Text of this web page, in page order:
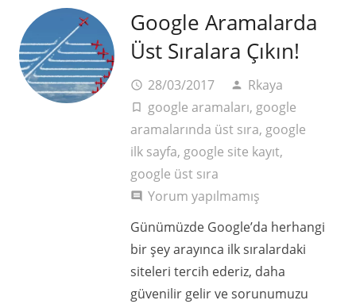
Google Aramalarda
Üst Sıralara Çıkın!
access_time 28/03/2017 person Rkaya
turned_in_not google aramaları, google
aramalarında üst sıra, google
ilk sayfa, google site kayıt,
google üst sıra
comment
Yorum yapılmamış
Günümüzde Google’da herhangi
bir şey arayınca ilk sıralardaki
siteleri tercih ederiz, daha
güvenilir gelir ve sorunumuzu